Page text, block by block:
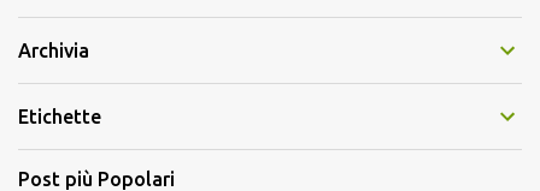
Archivia
Etichette
Post più Popolari